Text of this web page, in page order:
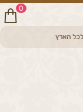
0